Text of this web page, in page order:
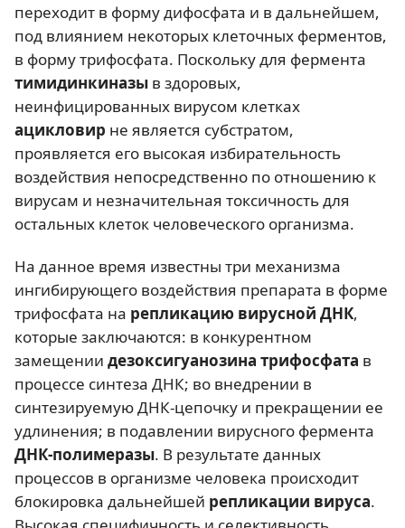
переходит в форму дифосфата и в дальнейшем,
под влиянием некоторых клеточных ферментов,
в форму трифосфата. Поскольку для фермента
тимидинкиназы в здоровых,
неинфицированных вирусом клетках
ацикловир не является субстратом,
проявляется его высокая избирательность
воздействия непосредственно по отношению к
вирусам и незначительная токсичность для
остальных клеток человеческого организма.
На данное время известны три механизма
ингибирующего воздействия препарата в форме
трифосфата на репликацию вирусной ДНК,
которые заключаются: в конкурентном
замещении дезоксигуанозина трифосфата в
процессе синтеза ДНК; во внедрении в
синтезируемую ДНК-цепочку и прекращении ее
удлинения; в подавлении вирусного фермента
ДНК-полимеразы. В результате данных
процессов в организме человека происходит
блокировка дальнейшей репликации вируса.